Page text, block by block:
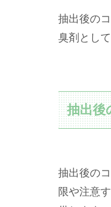
抽出後の
臭剤とし
抽出後
抽出後の
限や注意